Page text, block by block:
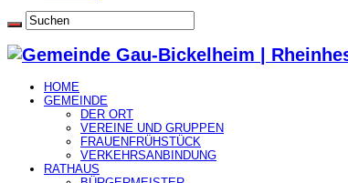
HOME
GEMEINDE
DER ORT
VEREINE UND GRUPPEN
FRAUENFRÜHSTÜCK
VERKEHRSANBINDUNG
RATHAUS